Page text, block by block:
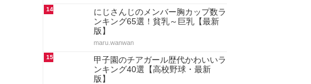
14
にじさんじのメンバー胸カップ数ラ
ンキング65選！貧乳～巨乳【最新
版】
maru.wanwan
15
甲子園のチアガール歴代かわいいラ
ンキング40選【高校野球・最新
版】